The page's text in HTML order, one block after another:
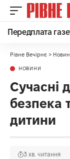
Передплата
Рівне Вечірнє >
НОВИНИ
Сучасні
безпека
дитини
3 хв. читання